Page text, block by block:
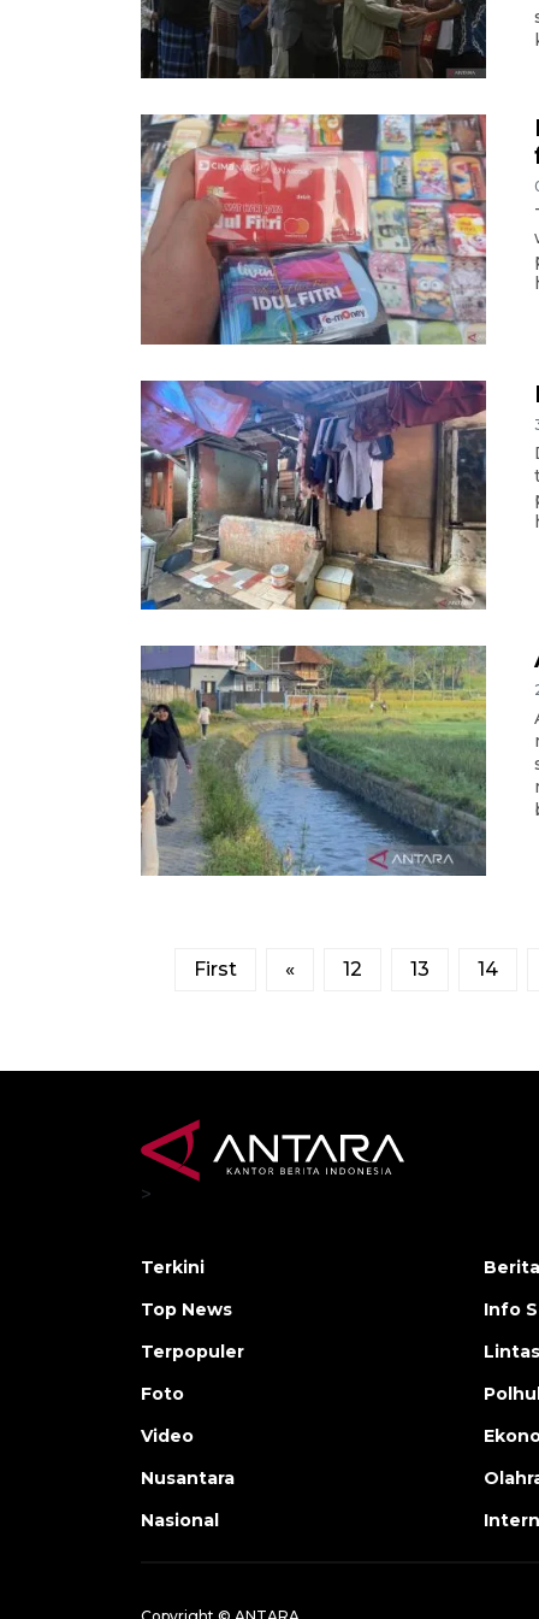
First « 12 13 14
>
Terkini
Top News
Terpopuler
Foto
Video
Nusantara
Nasional
Info